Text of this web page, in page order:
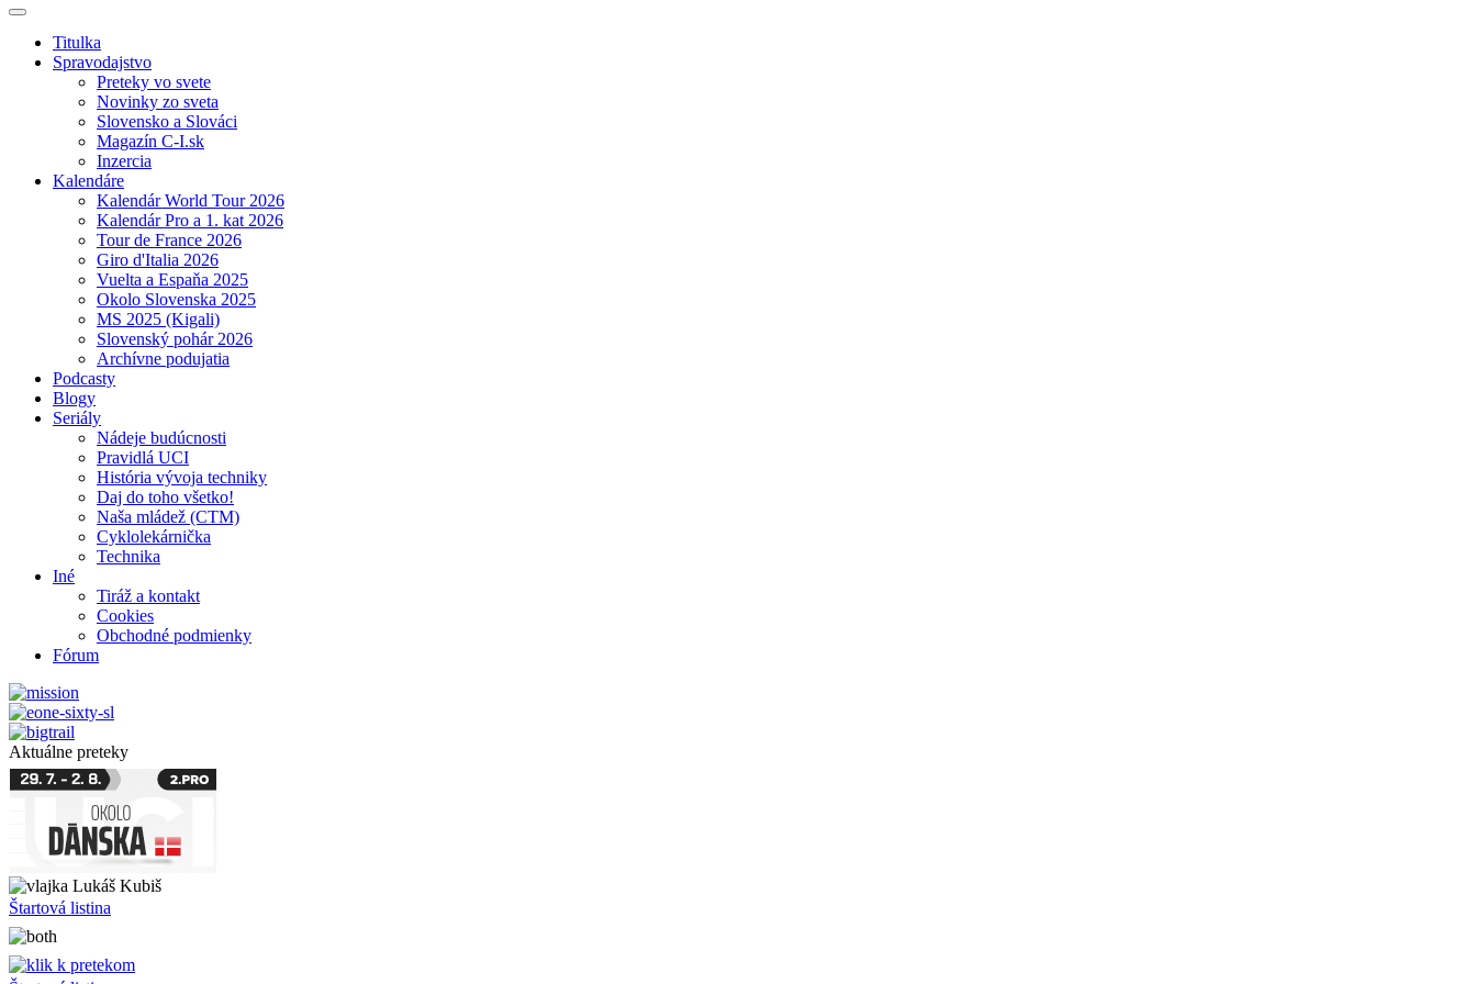
Titulka
Spravodajstvo
Preteky vo svete
Novinky zo sveta
Slovensko a Slováci
Magazín C-I.sk
Inzercia
Kalendáre
Kalendár World Tour 2026
Kalendár Pro a 1. kat 2026
Tour de France 2026
Giro d'Italia 2026
Vuelta a Espaňa 2025
Okolo Slovenska 2025
MS 2025 (Kigali)
Slovenský pohár 2026
Archívne podujatia
Podcasty
Blogy
Seriály
Nádeje budúcnosti
Pravidlá UCI
História vývoja techniky
Daj do toho všetko!
Naša mládež (CTM)
Cyklolekárnička
Technika
Iné
Tiráž a kontakt
Cookies
Obchodné podmienky
Fórum
Aktuálne preteky
Lukáš Kubiš
Štartová listina